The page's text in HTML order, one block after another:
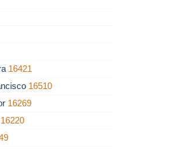
16421
16510
16269
16220